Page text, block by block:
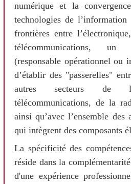
numérique et la
technologies de l’information
frontières entre
télécommunications, un
(responsable opérationnel ou
d’établir des "passerelles"
autres secteurs de
télécommunications, de la
ainsi qu’avec l’ensemble
qui intègrent des composants
La spécificité des
réside dans la
d'une expérience